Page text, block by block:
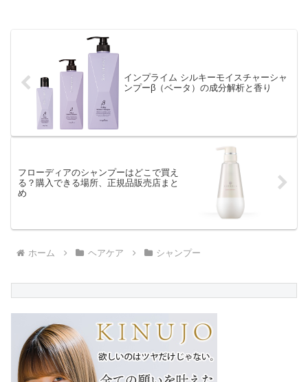
インプライム シルキーモイスチャーシャ
ンプーβ（ベータ）の成分解析と香り
フローディアのシャンプーはどこで買え
る？購入できる場所、正規品販売店まと
め
ホーム ヘアケア シャンプー